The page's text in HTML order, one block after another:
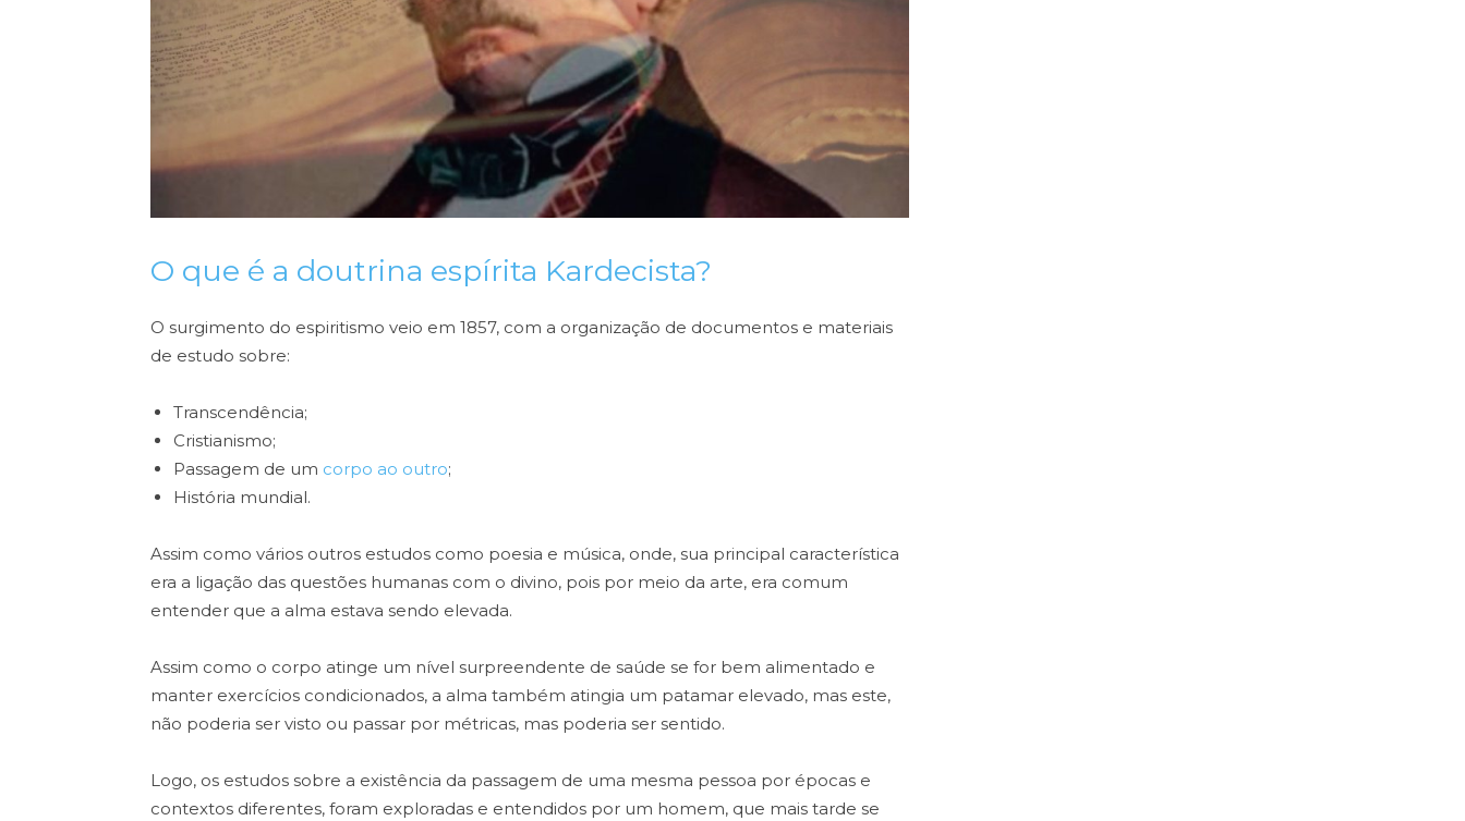
O que é a doutrina espírita Kardecista?
O surgimento do espiritismo veio em 1857, com a organização de documentos e materiais
de estudo sobre:
Transcendência;
Cristianismo;
Passagem de um corpo ao outro;
História mundial.
Assim como vários outros estudos como poesia e música, onde, sua principal característica
era a ligação das questões humanas com o divino, pois por meio da arte, era comum
entender que a alma estava sendo elevada.
Assim como o corpo atinge um nível surpreendente de saúde se for bem alimentado e
manter exercícios condicionados, a alma também atingia um patamar elevado, mas este,
não poderia ser visto ou passar por métricas, mas poderia ser sentido.
Logo, os estudos sobre a existência da passagem de uma mesma pessoa por épocas e
contextos diferentes, foram exploradas e entendidos por um homem, que mais tarde se